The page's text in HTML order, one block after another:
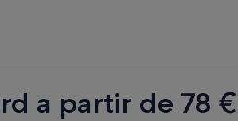
a partir de 78 €